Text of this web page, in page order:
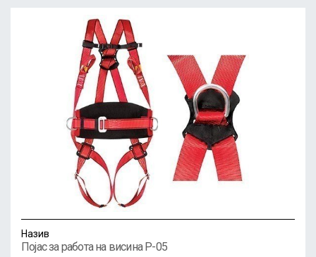
Назив
Појас за работа на висина P-05